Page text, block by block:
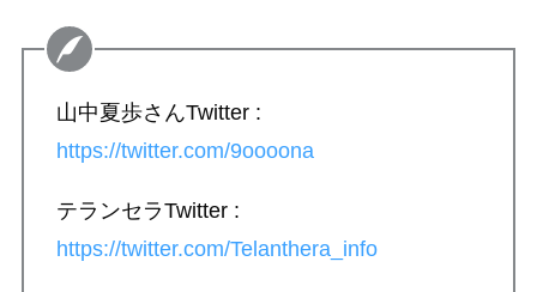
山中夏歩さんTwitter :
https://twitter.com/9oooona
テランセラTwitter :
https://twitter.com/Telanthera_info